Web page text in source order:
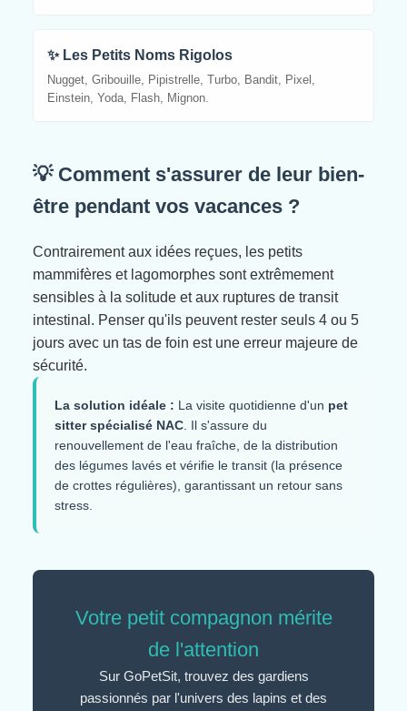
✨ Les Petits Noms Rigolos
Nugget, Gribouille, Pipistrelle, Turbo, Bandit, Pixel,
Einstein, Yoda, Flash, Mignon.
💡 Comment s'assurer de leur bien-
être pendant vos vacances ?
Contrairement aux idées reçues, les petits
mammifères et lagomorphes sont extrêmement
sensibles à la solitude et aux ruptures de transit
intestinal. Penser qu'ils peuvent rester seuls 4 ou 5
jours avec un tas de foin est une erreur majeure de
sécurité.
La solution idéale : La visite quotidienne d'un pet
sitter spécialisé NAC. Il s'assure du
renouvellement de l'eau fraîche, de la distribution
des légumes lavés et vérifie le transit (la présence
de crottes régulières), garantissant un retour sans
stress.
Votre petit compagnon mérite
de l'attention
Sur GoPetSit, trouvez des gardiens
passionnés par l'univers des lapins et des